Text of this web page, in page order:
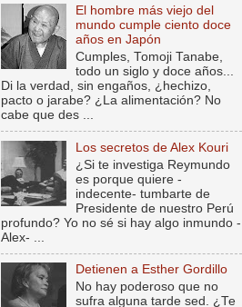
El hombre más viejo del
mundo cumple ciento doce
años en Japón
Cumples, Tomoji Tanabe,
todo un siglo y doce años...
Di la verdad, sin engaños, ¿hechizo,
pacto o jarabe? ¿La alimentación? No
cabe que des ...
Los secretos de Alex Kouri
¿Si te investiga Reymundo
es porque quiere -
indecente- tumbarte de
Presidente de nuestro Perú
profundo? Yo no sé si hay algo inmundo -
Alex- ...
Detienen a Esther Gordillo
No hay poderoso que no
sufra alguna tarde sed. ¿Te